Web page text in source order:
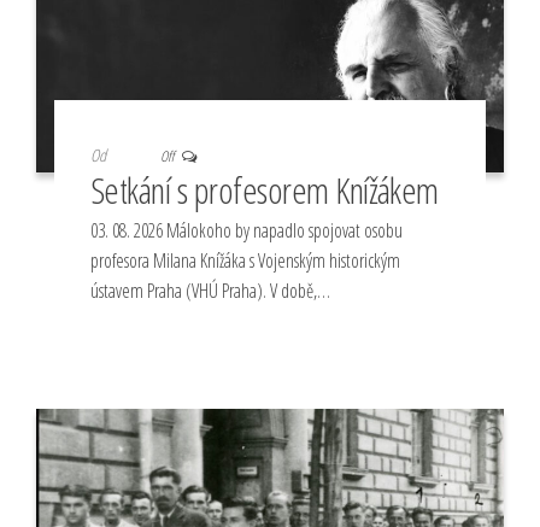
Od Off
Setkání s profesorem Knížákem
03. 08. 2026 Málokoho by napadlo spojovat osobu
profesora Milana Knížáka s Vojenským historickým
ústavem Praha (VHÚ Praha). V době,…